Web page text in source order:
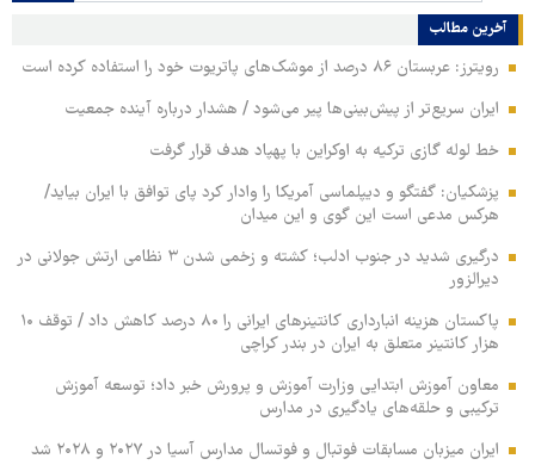
آخرین مطالب
رویترز: عربستان ۸۶ درصد از موشک‌های پاتریوت خود را استفاده کرده است
ایران سریع‌تر از پیش‌بینی‌ها پیر می‌شود / هشدار درباره آینده جمعیت
خط لوله گازی ترکیه به اوکراین با پهپاد هدف قرار گرفت
پزشکیان: گفتگو و دیپلماسی آمریکا را وادار کرد پای توافق با ایران بیاید/
هرکس مدعی است این گوی و این میدان
درگیری شدید در جنوب ادلب؛ کشته و زخمی شدن ۳ نظامی ارتش جولانی در
دیرالزور
پاکستان هزینه انبارداری کانتینرهای ایرانی را ۸۰ درصد کاهش داد / توقف ۱۰
هزار کانتینر متعلق به ایران در بندر کراچی
معاون آموزش ابتدایی وزارت آموزش و پرورش خبر داد؛ توسعه آموزش
ترکیبی و حلقه‌های یادگیری در مدارس
ایران میزبان مسابقات فوتبال و فوتسال مدارس آسیا در ۲۰۲۷ و ۲۰۲۸ شد